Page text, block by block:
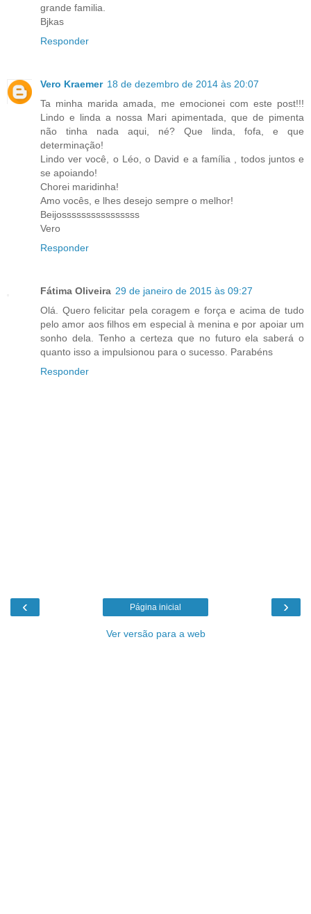
grande familia.
Bjkas
Responder
Vero Kraemer 18 de dezembro de 2014 às 20:07
Ta minha marida amada, me emocionei com este post!!!
Lindo e linda a nossa Mari apimentada, que de pimenta
não tinha nada aqui, né? Que linda, fofa, e que
determinação!
Lindo ver você, o Léo, o David e a família , todos juntos e
se apoiando!
Chorei maridinha!
Amo vocês, e lhes desejo sempre o melhor!
Beijossssssssssssssss
Vero
Responder
Fátima Oliveira 29 de janeiro de 2015 às 09:27
Olá. Quero felicitar pela coragem e força e acima de tudo
pelo amor aos filhos em especial à menina e por apoiar um
sonho dela. Tenho a certeza que no futuro ela saberá o
quanto isso a impulsionou para o sucesso. Parabéns
Responder
‹ ›
Página inicial
Ver versão para a web